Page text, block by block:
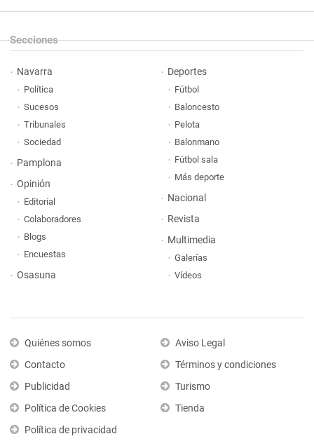
Secciones
Navarra
Política
Sucesos
Tribunales
Sociedad
Pamplona
Opinión
Editorial
Colaboradores
Blogs
Encuestas
Osasuna
Deportes
Fútbol
Baloncesto
Pelota
Balonmano
Fútbol sala
Más deporte
Nacional
Revista
Multimedia
Galerías
Vídeos
Quiénes somos
Contacto
Publicidad
Política de Cookies
Política de privacidad
Aviso Legal
Términos y condiciones
Turismo
Tienda